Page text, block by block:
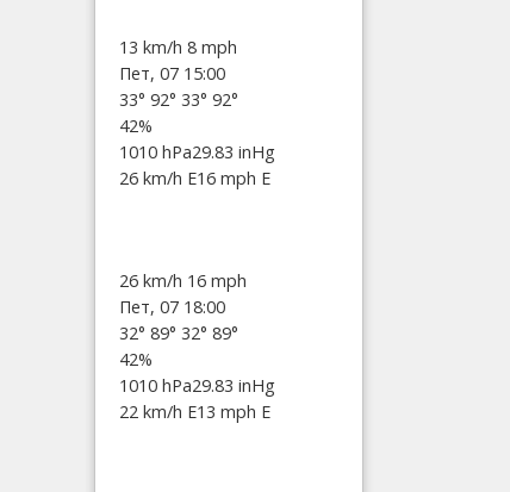
13 km/h 8 mph
Пет, 07 15:00
33° 92° 33° 92°
42%
1010 hPa29.83 inHg
26 km/h E16 mph E
26 km/h 16 mph
Пет, 07 18:00
32° 89° 32° 89°
42%
1010 hPa29.83 inHg
22 km/h E13 mph E